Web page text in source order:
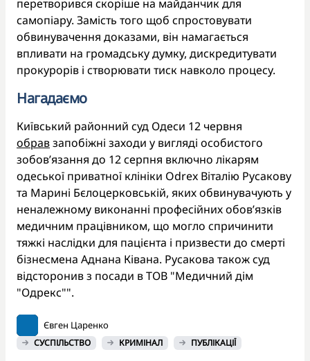
перетворився скоріше на майданчик для
самопіару. Замість того щоб спростовувати
обвинувачення доказами, він намагається
впливати на громадську думку, дискредитувати
прокурорів і створювати тиск навколо процесу.
Нагадаємо
Київський районний суд Одеси 12 червня
обравзапобіжні заходи у вигляді особистого
зобовʼязання до 12 серпня включно лікарям
одеської приватної клініки Odrex Віталію Русакову
та Марині Бєлоцерковській, яких обвинувачують у
неналежному виконанні професійних обов’язків
медичним працівником, що могло спричинити
тяжкі наслідки для пацієнта і призвести до смерті
бізнесмена Аднана Ківана. Русакова також суд
відсторонив з посади в ТОВ "Медичний дім
"Одрекс"".
Євген Царенко
СУСПІЛЬСТВО КРИМІНАЛ ПУБЛІКАЦІЇ